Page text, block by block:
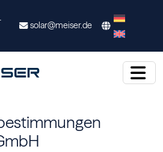
solar@meiser.de